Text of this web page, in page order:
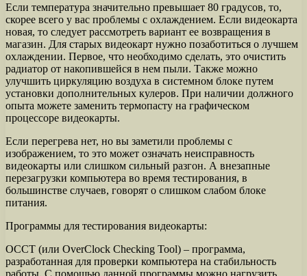
Если температура значительно превышает 80 градусов, то,
скорее всего у вас проблемы с охлаждением. Если видеокарта
новая, то следует рассмотреть вариант ее возвращения в
магазин. Для старых видеокарт нужно позаботиться о лучшем
охлаждении. Первое, что необходимо сделать, это очистить
радиатор от накопившейся в нем пыли. Также можно
улучшить циркуляцию воздуха в системном блоке путем
установки дополнительных кулеров. При наличии должного
опыта можете заменить термопасту на графическом
процессоре видеокарты.
Если перегрева нет, но вы заметили проблемы с
изображением, то это может означать неисправность
видеокарты или слишком сильный разгон. А внезапные
перезагрузки компьютера во время тестирования, в
большинстве случаев, говорят о слишком слабом блоке
питания.
Программы для тестирования видеокарты:
OCCT (или OverClock Checking Tool) – программа,
разработанная для проверки компьютера на стабильность
работы. С помощью данной программы можно нагрузить